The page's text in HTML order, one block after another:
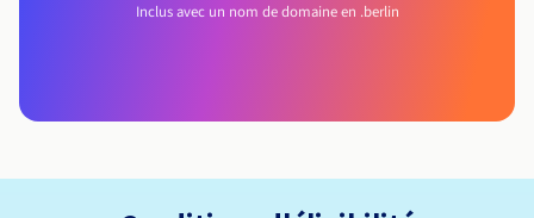
Inclus avec un nom de domaine en .berlin